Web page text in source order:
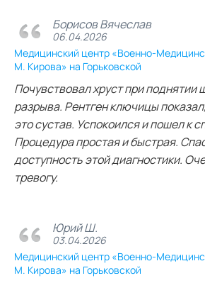
Борисов Вячеслав
06.04.2026
Медицинский центр «Военно-
М. Кирова» на Горьковской
Почувствовал хруст при поднятии
разрыва. Рентген ключицы
это сустав. Успокоился и пошел к
Процедура простая и быстрая.
доступность этой диагностики.
тревогу.
Юрий Ш.
03.04.2026
Медицинский центр «Военно-
М. Кирова» на Горьковской